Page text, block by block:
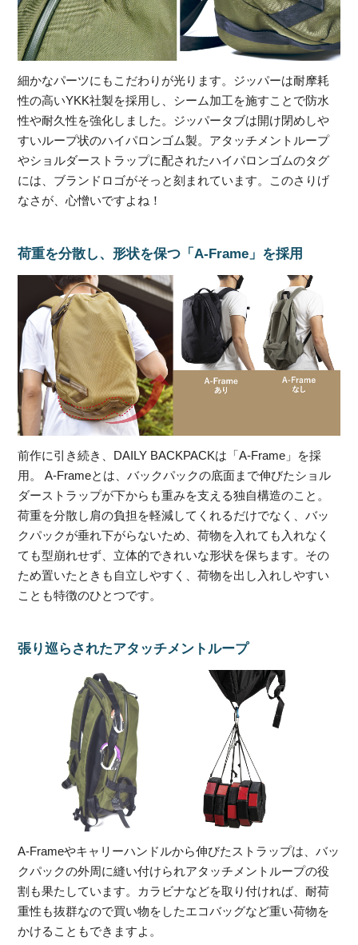
細かなパーツにもこだわりが光ります。ジッパーは耐摩耗
性の高いYKK社製を採用し、シーム加工を施すことで防水
性や耐久性を強化しました。ジッパータブは開け閉めしや
すいループ状のハイパロンゴム製。アタッチメントループ
やショルダーストラップに配されたハイパロンゴムのタグ
には、ブランドロゴがそっと刻まれています。このさりげ
なさが、心憎いですよね！
荷重を分散し、形状を保つ「A-Frame」を採用
前作に引き続き、DAILY BACKPACKは「A-Frame」を採
用。 A-Frameとは、バックパックの底面まで伸びたショル
ダーストラップが下からも重みを支える独自構造のこと。
荷重を分散し肩の負担を軽減してくれるだけでなく、バッ
クパックが垂れ下がらないため、荷物を入れても入れなく
ても型崩れせず、立体的できれいな形状を保ちます。その
ため置いたときも自立しやすく、荷物を出し入れしやすい
ことも特徴のひとつです。
張り巡らされたアタッチメントループ
A-Frameやキャリーハンドルから伸びたストラップは、バッ
クパックの外周に縫い付けられアタッチメントループの役
割も果たしています。カラビナなどを取り付ければ、耐荷
重性も抜群なので買い物をしたエコバッグなど重い荷物を
かけることもできますよ。